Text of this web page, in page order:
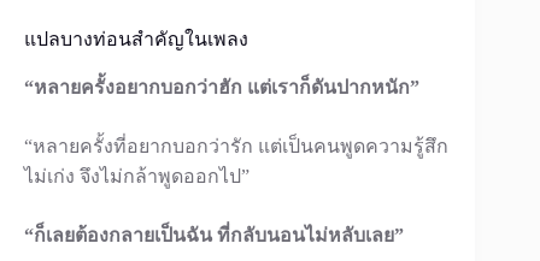
แปลบางท่อนสำคัญในเพลง
“หลายครั้งอยากบอกว่าฮัก แต่เราก็ดันปากหนัก”
“หลายครั้งที่อยากบอกว่ารัก แต่เป็นคนพูดความรู้สึก
ไม่เก่ง จึงไม่กล้าพูดออกไป”
“ก็เลยต้องกลายเป็นฉัน ที่กลับนอนไม่หลับเลย”